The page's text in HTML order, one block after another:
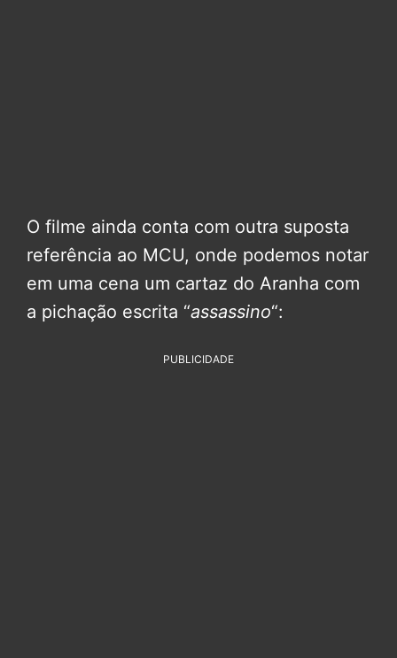
O filme ainda conta com outra suposta
referência ao MCU, onde podemos notar
em uma cena um cartaz do Aranha com
a pichação escrita “assassino“:
PUBLICIDADE